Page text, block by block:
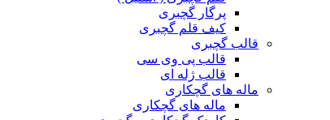
پرگار گچبری
کیف قلم گچبری
قالب گچبری
قالب پی وی سی
قالب ژله ای
ماله های گچکاری
ماله های گچکاری